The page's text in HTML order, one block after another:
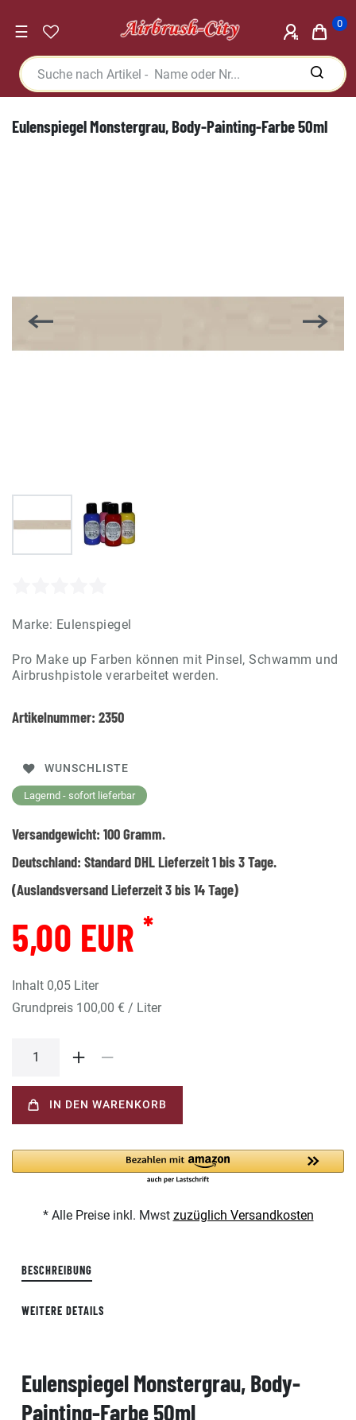
☰ 0
Eulenspiegel Monstergrau, Body-Painting-Farbe 50ml
Marke: Eulenspiegel
Pro Make up Farben können mit Pinsel, Schwamm und
Airbrushpistole verarbeitet werden.
Artikelnummer: 2350
WUNSCHLISTE
Lagernd - sofort lieferbar
Versandgewicht: 100Gramm.
Deutschland: Standard DHL Lieferzeit 1 bis 3 Tage.
(Auslandsversand Lieferzeit 3 bis 14 Tage)
5,00 EUR *
Inhalt 0,05 Liter
Grundpreis 100,00 € / Liter
IN DEN WARENKORB
* Alle Preise inkl. Mwst zuzüglich Versandkosten
BESCHREIBUNG
WEITERE DETAILS
Eulenspiegel Monstergrau, Body-
Painting-Farbe 50ml